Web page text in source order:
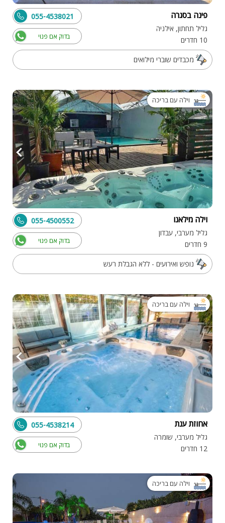
פינה בסגרה
גליל תחתון, אילניה
10 חדרים
בדוק אם פנוי
055-4538021
מכבדים שוברי מילואים
וילה עם בריכה
וילה מילאנו
גליל מערבי, עבדון
9 חדרים
בדוק אם פנוי
055-4500552
נופש ואירועים - ללא הגבלת רעש
וילה עם בריכה
אחוזת ענת
גליל מערבי, שומרה
12 חדרים
בדוק אם פנוי
055-4538214
וילה עם בריכה